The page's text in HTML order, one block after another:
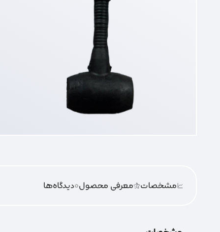
مشخصات معرفی محصول0دیدگاه‌‌ها